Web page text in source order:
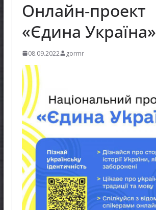
Онлайн-проект
«Єдина Україна»
08.09.2022 gormr